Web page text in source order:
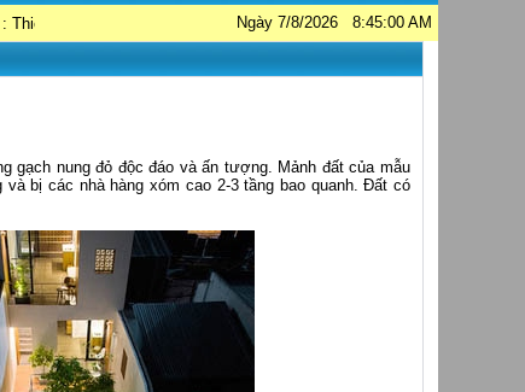
- Thi công nhà đẹp - Tư vấn giám sát. Hotline: 0913038356; Email:
Ngày 7/8/2026 8:45:00 AM
gạch nung đỏ độc đáo và ấn tượng. Mảnh đất của mẫu
bị các nhà hàng xóm cao 2-3 tầng bao quanh. Đất có